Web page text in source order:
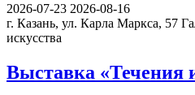
2026-07-23 2026-08-16
г. Казань, ул. Карла Маркса, 57
искусства
Выставка «Течения